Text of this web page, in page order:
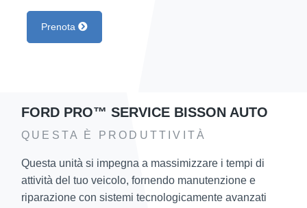
Prenota
FORD PRO™ SERVICE BISSON AUTO
QUESTA È PRODUTTIVITÀ
Questa unità si impegna a massimizzare i tempi di
attività del tuo veicolo, fornendo manutenzione e
riparazione con sistemi tecnologicamente avanzati